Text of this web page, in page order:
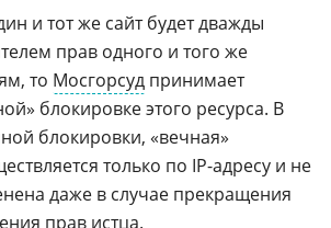
и тот же сайт будет дважды
прав одного и того же
то Мосгорсуд принимает
блокировке этого ресурса. В
блокировки, «вечная»
только по IP-адресу и не
даже в случае прекращения
прав истца.